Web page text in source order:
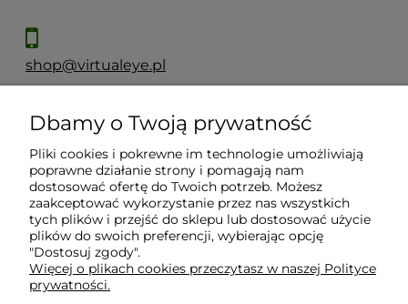
shop@virtualeye.pl
Moje konto
Płatności i dostawa
Informacje
O nas
Dbamy o Twoją prywatność
Pliki cookies i pokrewne im technologie umożliwiają
poprawne działanie strony i pomagają nam
dostosować ofertę do Twoich potrzeb. Możesz
zaakceptować wykorzystanie przez nas wszystkich
tych plików i przejść do sklepu lub dostosować użycie
plików do swoich preferencji, wybierając opcję
"Dostosuj zgody".
Więcej o plikach cookies przeczytasz w naszej Polityce
prywatności.